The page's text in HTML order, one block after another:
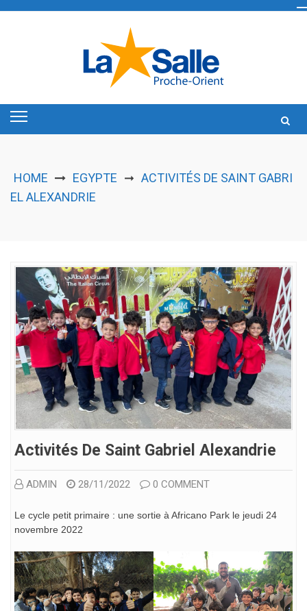
HOME EGYPTE ➞ ACTIVITÉS DE SAINT GABRI
EL ALEXANDRIE
Activités De Saint Gabriel Alexandrie
ADMIN 28/11/2022 0 COMMENT
Le cycle petit primaire : une sortie à Africano Park le jeudi 24
novembre 2022